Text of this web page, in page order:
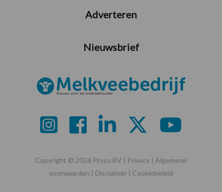
Adverteren
Nieuwsbrief
Copyright © 2026 Prosu BV | Privacy | Algemene
voorwaarden | Disclaimer | Cookiebeleid